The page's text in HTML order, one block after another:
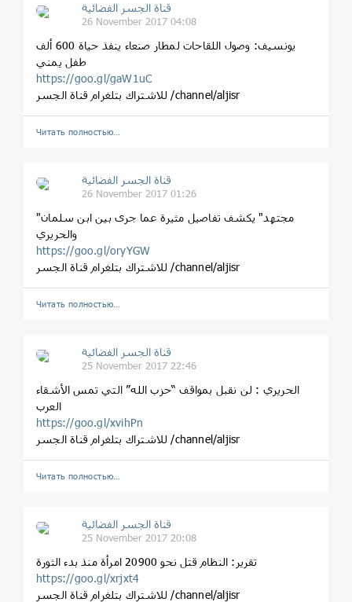
قناة الجسر الفضائية
26 November 2017 04:08
يونسيف: وصول اللقاحات لمطار صنعاء ينفذ حياة 600 ألف
طفل يمني
https://goo.gl/gaW1uC
للاشتراك بتلغرام قناة الجسر /channel/aljisr
Читать полностью…
قناة الجسر الفضائية
26 November 2017 01:26
"مجتهد" يكشف تفاصيل مثيرة عما جرى بين ابن سلمان
والحريري
https://goo.gl/oryYGW
للاشتراك بتلغرام قناة الجسر /channel/aljisr
Читать полностью…
قناة الجسر الفضائية
25 November 2017 22:46
الحريري : لن نقبل بمواقف “حزب الله” التي تمس الأشقاء
العرب
https://goo.gl/xvihPn
للاشتراك بتلغرام قناة الجسر /channel/aljisr
Читать полностью…
قناة الجسر الفضائية
25 November 2017 20:08
تقرير: النظام قتل نحو 20900 امرأة منذ بدء الثورة
https://goo.gl/xrjxt4
للاشتراك بتلغرام قناة الجسر /channel/aljisr